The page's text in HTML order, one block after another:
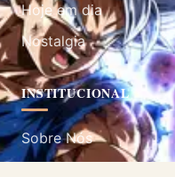
Hoje em dia
Nostalgia
INSTITUCIONAL
Sobre Nós